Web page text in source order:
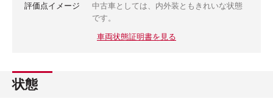
評価点イメージ
中古車としては、内外装ともきれいな状態
です。
車両状態証明書を見る
状態